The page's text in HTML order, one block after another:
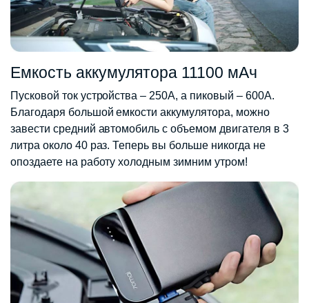
Емкость аккумулятора 11100 мАч
Пусковой ток устройства – 250А, а пиковый – 600А.
Благодаря большой емкости аккумулятора, можно
завести средний автомобиль с объемом двигателя в 3
литра около 40 раз. Теперь вы больше никогда не
опоздаете на работу холодным зимним утром!